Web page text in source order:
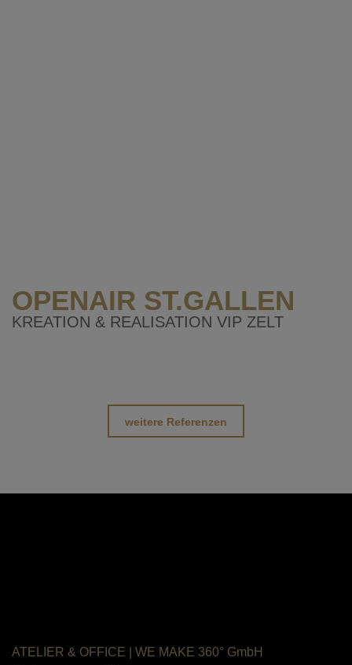
OPENAIR ST.GALLEN
KREATION & REALISATION VIP ZELT
weitere Referenzen
ATELIER & OFFICE WE MAKE 360° GmbH